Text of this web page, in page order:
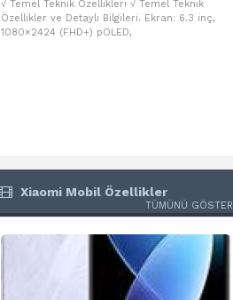
√ Temel Teknik Özellikleri √ Temel Teknik
Özellikler ve Detaylı Bilgileri. Ekran: 6.3 inç,
1080×2424 (FHD+) pOLED,
Xiaomi Mobil Özellikler
TÜMÜNÜ GÖSTER